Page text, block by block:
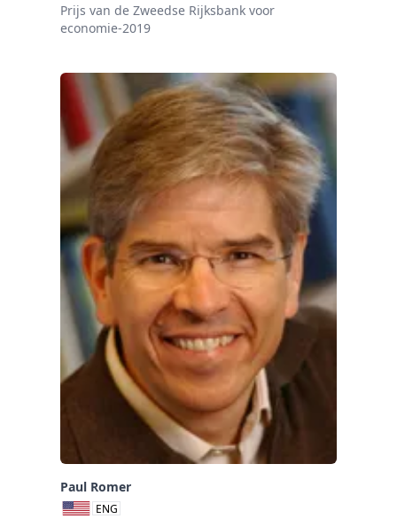
Prijs van de Zweedse Rijksbank voor
economie-2019
Paul Romer
ENG